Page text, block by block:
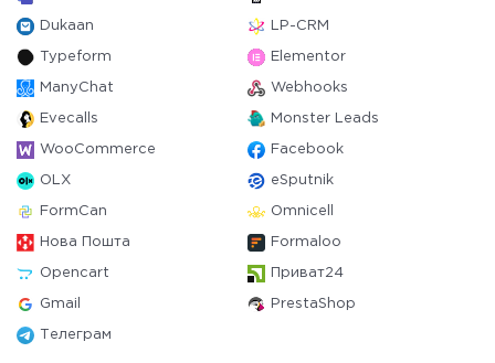
Dukaan LP-CRM
Typeform Elementor
ManyChat Webhooks
Evecalls Monster Leads
WooCommerce Facebook
OLX eSputnik
FormCan Omnicell
Нова Пошта Formaloo
Opencart Приват24
Gmail PrestaShop
Телеграм